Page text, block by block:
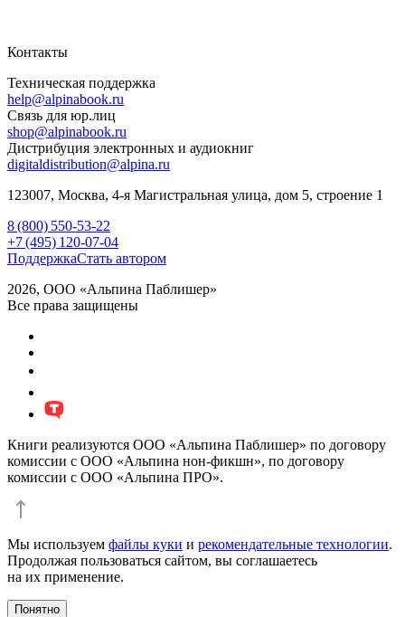
Контакты
Техническая поддержка
help@alpinabook.ru
Связь для юр.лиц
shop@alpinabook.ru
Дистрибуция электронных и аудиокниг
digitaldistribution@alpina.ru
123007, Москва, 4-я Магистральная улица, дом 5, строение 1
8 (800) 550-53-22
+7 (495) 120-07-04
ПоддержкаСтать автором
2026, ООО «Альпина Паблишер»
Все права защищены
Книги реализуются ООО «Альпина Паблишер» по договору
комиссии с ООО «Альпина нон-фикшн», по договору
комиссии с ООО «Альпина ПРО».
Мы используем файлы куки и рекомендательные технологии.
Продолжая пользоваться сайтом, вы соглашаетесь
на их применение.
Понятно